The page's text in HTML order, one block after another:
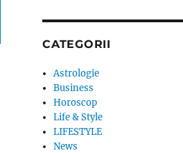
CATEGORII
Astrologie
Business
Horoscop
Life & Style
LIFESTYLE
News